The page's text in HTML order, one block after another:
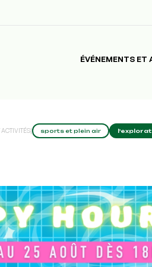
ÉVÉNEMENTS ET
| sports et plein air